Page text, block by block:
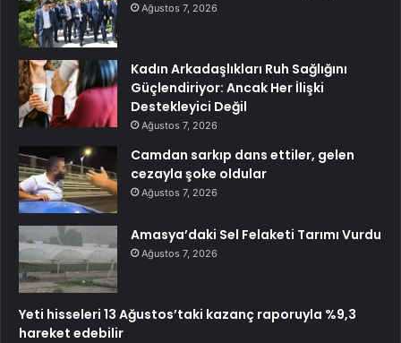
Ağustos 7, 2026
Kadın Arkadaşlıkları Ruh Sağlığını
Güçlendiriyor: Ancak Her İlişki
Destekleyici Değil
Ağustos 7, 2026
Camdan sarkıp dans ettiler, gelen
cezayla şoke oldular
Ağustos 7, 2026
Amasya’daki Sel Felaketi Tarımı Vurdu
Ağustos 7, 2026
Yeti hisseleri 13 Ağustos’taki kazanç raporuyla %9,3
hareket edebilir